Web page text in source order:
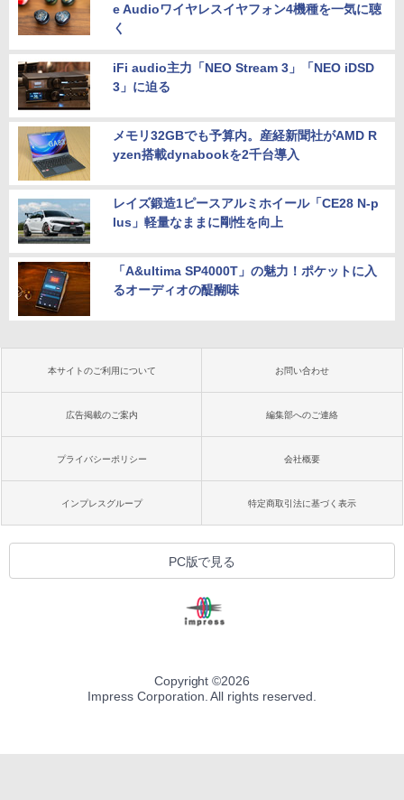
e Audioワイヤレスイヤフォン4機種を一気に聴
く
iFi audio主力「NEO Stream 3」「NEO iDSD
3」に迫る
メモリ32GBでも予算内。産経新聞社がAMD R
yzen搭載dynabookを2千台導入
レイズ鍛造1ピースアルミホイール「CE28 N-p
lus」軽量なままに剛性を向上
「A&ultima SP4000T」の魅力！ポケットに入
るオーディオの醍醐味
本サイトのご利用について お問い合わせ
広告掲載のご案内 編集部へのご連絡
プライバシーポリシー 会社概要
インプレスグループ 特定商取引法に基づく表示
PC版で見る
Copyright ©2026
Impress Corporation. All rights reserved.